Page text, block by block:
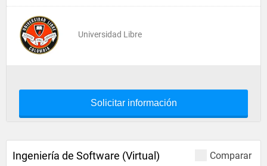
Universidad Libre
Solicitar información
Comparar
Ingeniería de Software (Virtual)